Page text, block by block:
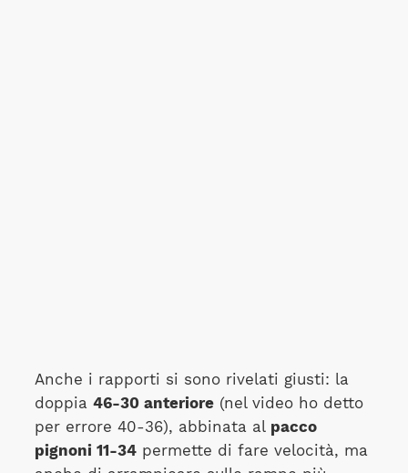
Anche i rapporti si sono rivelati giusti: la
doppia 46-30 anteriore(nel video ho detto
per errore 40-36), abbinata al pacco
pignoni 11-34permette di fare velocità, ma